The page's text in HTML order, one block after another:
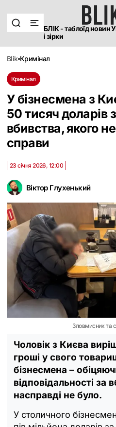
БЛІК - таблоїд новин
і зірки
blik кримінал
Кримінал
У бізнесмена з
50 тисяч доларів
вбивства, якого
справи
Віктор Глухенький
23 січня 2026, 12:00
Зловмисник та
Чоловік з Києва
гроші у свого
бізнесмена –
відповідальності за
насправді не було.
У столичного